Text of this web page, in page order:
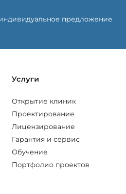
предложение
Услуги
Открытие клиник
Проектирование
Лицензирование
Гарантия и сервис
Обучение
Портфолио проектов